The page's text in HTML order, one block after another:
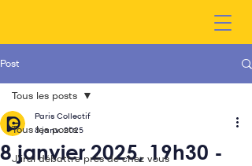
Post
Tous les posts
J'irai débattre près de chez vous
Tous les posts
8 janvier 2025, 19h30 -
Paris Collectif
8 janv. 2025